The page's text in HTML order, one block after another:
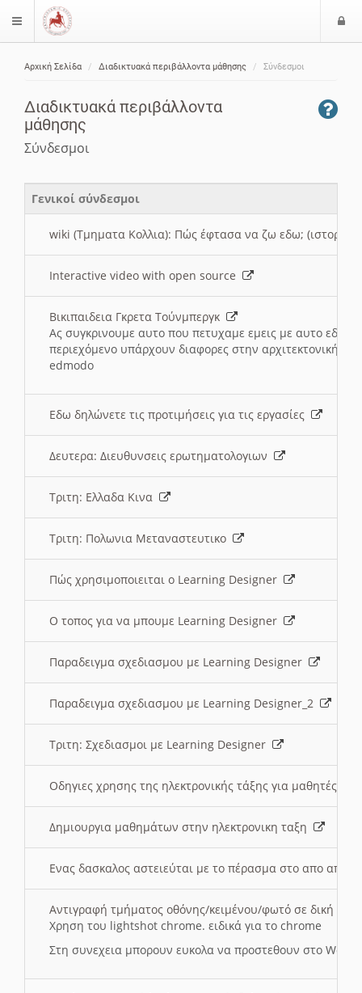
$langMenu
Αρχική Σελίδα Διαδικτυακά περιβάλλοντα μάθησης Σύνδεσμοι
Διαδικτυακά περιβάλλοντα
μάθησης
Σύνδεσμοι
Γενικοί σύνδεσμοι
wiki (Τμηματα Κολλια): Πώς έφτασα να ζω εδω; (ιστορια)
Interactive video with open source
Βικιπαιδεια Γκρετα Τούνμπεργκ
Ας συγκρινουμε αυτο που πετυχαμε εμεις με αυτο εδω
περιεχόμενο υπάρχουν διαφορες στην αρχιτεκτονική
edmodo
Εδω δηλώνετε τις προτιμήσεις για τις εργασίες
Δευτερα: Διευθυνσεις ερωτηματολογιων
Τριτη: Ελλαδα Κινα
Τριτη: Πολωνια Μεταναστευτικο
Πώς χρησιμοποιειται ο Learning Designer
O τοπος για να μπουμε Learning Designer
Παραδειγμα σχεδιασμου με Learning Designer
Παραδειγμα σχεδιασμου με Learning Designer_2
Τριτη: Σχεδιασμοι με Learning Designer
Οδηγιες χρησης της ηλεκτρονικής τάξης για μαθητές
Δημιουργια μαθημάτων στην ηλεκτρονικη ταξη
Ενας δασκαλος αστειεύται με το πέρασμα στο απο
Αντιγραφή τμήματος οθόνης/κειμένου/φωτό σε δική
Χρηση του lightshot chrome. ειδικά για το chrome
Στη συνεχεια μπορουν ευκολα να προστεθουν στο Word